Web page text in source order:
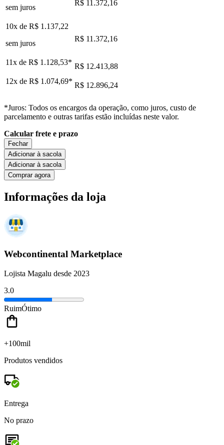
sem juros
R$ 11.372,16
10x de R$ 1.137,22
sem juros
R$ 11.372,16
11x de R$ 1.128,53* R$ 12.413,88
12x de R$ 1.074,69* R$ 12.896,24
*Juros: Todos os encargos da operação, como juros, custo de
parcelamento e outras tarifas estão incluídas neste valor.
Calcular frete e prazo
Fechar
Adicionar à sacola
Adicionar à sacola
Comprar agora
Informações da loja
Webcontinental Marketplace
Lojista Magalu desde 2023
3.0
RuimÓtimo
+100mil
Produtos vendidos
Entrega
No prazo